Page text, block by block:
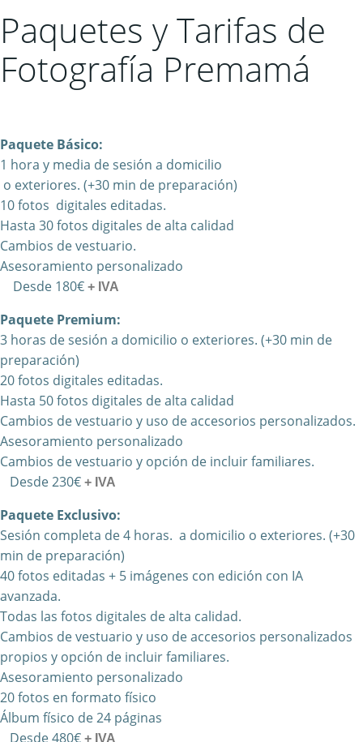
Paquetes y Tarifas de
Fotografía Premamá
Paquete Básico:
1 hora y media de sesión a domicilio
o exteriores. (+30 min de preparación)
10 fotos digitales editadas.
Hasta 30 fotos digitales de alta calidad
Cambios de vestuario.
Asesoramiento personalizado
Desde 180€ + IVA
Paquete Premium:
3 horas de sesión a domicilio o exteriores. (+30 min de
preparación)
20 fotos digitales editadas.
Hasta 50 fotos digitales de alta calidad
Cambios de vestuario y uso de accesorios personalizados.
Asesoramiento personalizado
Cambios de vestuario y opción de incluir familiares.
Desde 230€ + IVA
Paquete Exclusivo:
Sesión completa de 4 horas. a domicilio o exteriores. (+30
min de preparación)
40 fotos editadas + 5 imágenes con edición con IA
avanzada.
Todas las fotos digitales de alta calidad.
Cambios de vestuario y uso de accesorios personalizados
propios y opción de incluir familiares.
Asesoramiento personalizado
20 fotos en formato físico
Álbum físico de 24 páginas
Desde 480€ + IVA